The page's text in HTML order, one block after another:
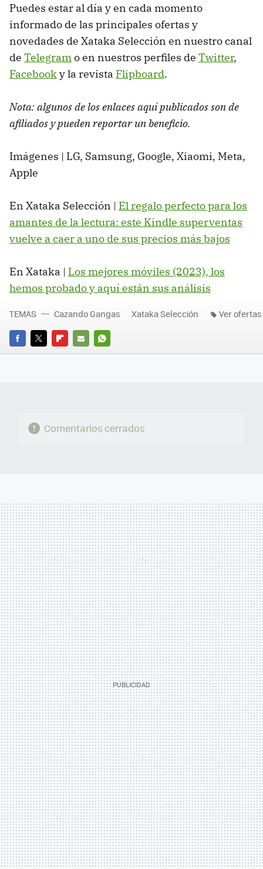
Puedes estar al día y en cada momento
informado de las principales ofertas y
novedades de Xataka Selección en nuestro canal
de Telegramo en nuestros perfiles de Twitter,
Facebooky la revista Flipboard.
Nota: algunos de los enlaces aquí publicados son de
afiliados y pueden reportar un beneficio.
Imágenes | LG, Samsung, Google, Xiaomi, Meta,
Apple
En Xataka Selección | El regalo perfecto para los
amantes de la lectura: este Kindle superventas
vuelve a caer a uno de sus precios más bajos
En Xataka | Los mejores móviles (2023), los
hemos probado y aquí están sus análisis
FACEBOOK
TWITTERFLIPBOARD
E-
WHATSAPP
TEMAS Cazando Gangas Xataka Selección Ver
Comentarios cerrados